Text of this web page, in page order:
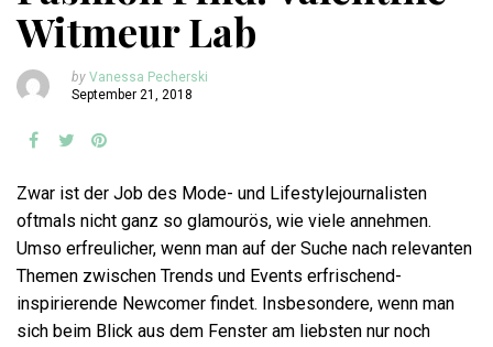
Witmeur Lab
by Vanessa Pecherski
September 21, 2018
Zwar ist der Job des Mode- und Lifestylejournalisten
oftmals nicht ganz so glamourös, wie viele annehmen.
Umso erfreulicher, wenn man auf der Suche nach relevanten
Themen zwischen Trends und Events erfrischend-
inspirierende Newcomer findet. Insbesondere, wenn man
sich beim Blick aus dem Fenster am liebsten nur noch